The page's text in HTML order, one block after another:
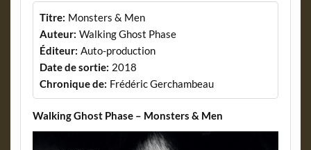
Titre: Monsters & Men
Auteur: Walking Ghost Phase
Éditeur: Auto-production
Date de sortie: 2018
Chronique de: Frédéric Gerchambeau
Walking Ghost Phase – Monsters & Men